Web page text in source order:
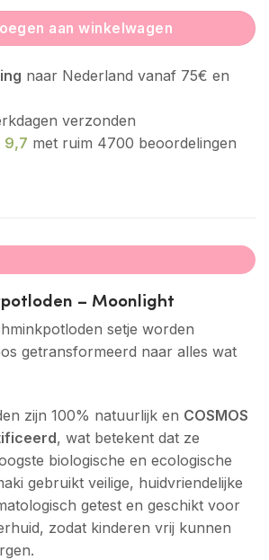
aan winkelwagen
naar Nederland vanaf 75€ en
verzonden
9,7 met ruim 4700 beoordelingen
– Moonlight
setje worden
getransformeerd naar alles wat
zijn 100% natuurlijk en COSMOS
, wat betekent dat ze
biologische en ecologische
gebruikt veilige, huidvriendelijke
getest en geschikt voor
zodat kinderen vrij kunnen